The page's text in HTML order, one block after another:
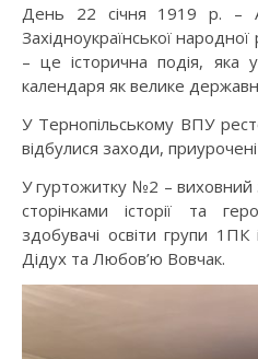
День 22 січня 1919 р. – Акт Злуки Української та
Західноукраїнської
– це історична подія, яка
календаря як велике
У Тернопільському ВПУ
відбулися заходи,
У гуртожитку №2 – виховний
сторінками історії та
здобувачі освіти групи
Дідух та Любов’ю Вовчак.